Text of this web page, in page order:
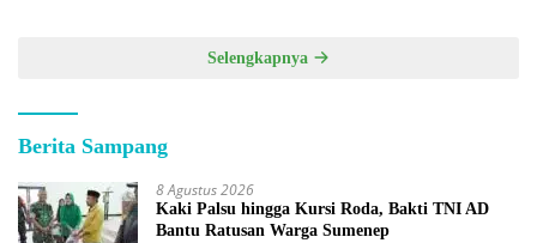
Selengkapnya
Berita Sampang
8 Agustus 2026
Kaki Palsu hingga Kursi Roda, Bakti TNI AD
Bantu Ratusan Warga Sumenep